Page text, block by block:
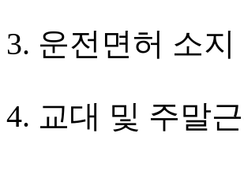
3. 운전면허 소
4. 교대 및 주말